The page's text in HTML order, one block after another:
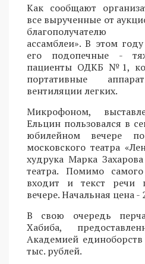
Как сообщают
все вырученные от
благополучателю
ассамблеи». В этом
его подопечные -
пациенты ОДКБ №1,
портативные
вентиляции легких.
Микрофоном,
Ельцин пользовался в
юбилейном вечере
московского театра
худрука Марка
театра. Помимо
входит и текст речи
вечере. Начальная цена -
В свою очередь
Хабиба,
Академией
тыс. рублей.